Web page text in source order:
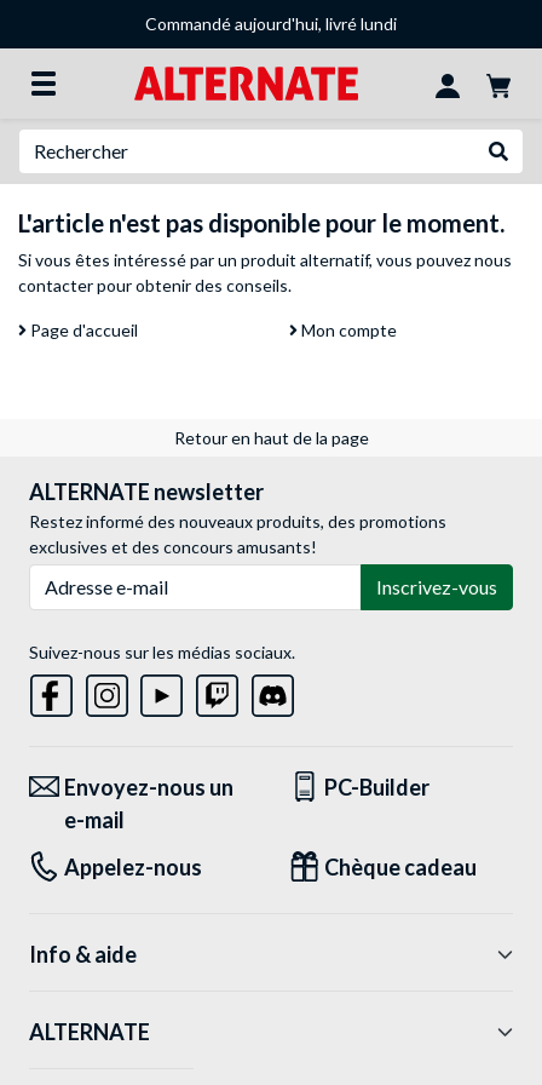
Commandé aujourd'hui, livré lundi
L'article n'est pas disponible pour le moment.
Si vous êtes intéressé par un produit alternatif, vous pouveznous
contacterpour obtenir des conseils.
Page d'accueil Mon compte
Retour en haut de la page
ALTERNATE newsletter
Restez informé des nouveaux produits, des promotions
exclusives et des concours amusants!
Inscrivez-vous
Suivez-nous sur les médias sociaux.
Envoyez-nous un
e-mail
PC-Builder
Appelez-nous Chèque cadeau
Info & aide
ALTERNATE